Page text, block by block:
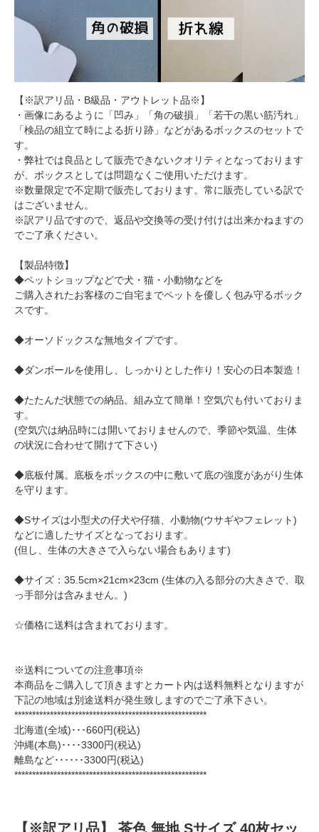
【※訳アリ品・B級品・アウトレット品※】
・画像にあるように「凹み」「角の破損」「若干の黒い筋汚れ」
「検品の組立て時による折り跡」などがあるボックスのセットで
す。
・弊社では良品として販売できないクオリティとなっております
が、ボックスとしては問題なくご使用いただけます。
※数量限定で不定期で販売しております。常に販売している訳で
はございません。
※訳アリ品ですので、返品や交換等の受け付けは出来かねますの
でご了承ください。
【製品特徴】
◆ペットショップなどで犬・猫・小動物などを
ご購入されたお客様のご自宅までペットを優しく包み守るボック
スです。
◆オーソドックスな無地タイプです。
◆ダンボールを使用し、しっかりとした作り！安心の日本製造！
◆たたんだ状態での納品。組み立て簡単！空気穴も付いておりま
す。
(空気穴は納品時には開いておりませんので、季節や気温、生体
の状況に合わせて開けて下さい)
◆底板付属。底板をボックスの中に敷いて底の強度があがり生体
を守ります。
◆Sサイズは小型犬の仔犬や仔猫、小動物(ウサギやフェレット)
などに適したサイズとなっております。
(但し、生体の大きさで入らない場合もあります)
◆サイズ：35.5cm×21cm×23cm (生体の入る部分の大きさで、取
っ手部分は含みません。)
☆価格に送料は含まれております。
※送料についての注意事項※
本商品をご購入して頂きますとカート内は送料無料となりますが
下記の地域は別途送料が発生致しますのでご了承下さい。
******************************************************
北海道(全域)･･･660円(税込)
沖縄(本島)････3300円(税込)
離島など･･････3300円(税込)
******************************************************
【※訳アリ品】 茶色 無地 Sサイズ 40枚セッ